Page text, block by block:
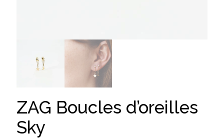
ZAG Boucles d’oreilles
Sky